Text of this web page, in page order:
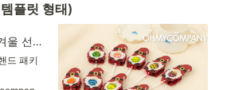
플릿 형태)
손끝에서 피어나는 겨울 선물, 드림웨일
드 패키